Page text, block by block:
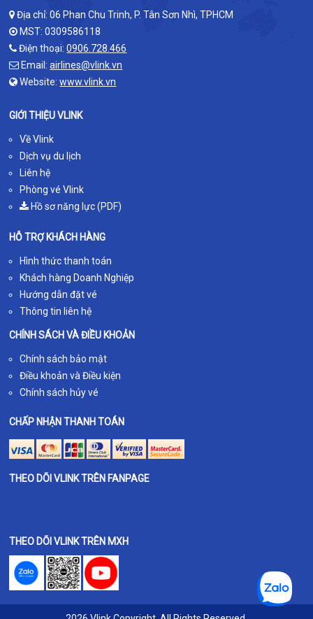
Địa chỉ: 06 Phan Chu Trinh, P. Tân Sơn Nhì, TPHCM
MST: 0309586118
Điện thoại:0906.728.466
Email:airlines@vlink.vn
Website:www.vlink.vn
GIỚI THIỆU VLINK
Về Vlink
Dịch vụ du lịch
Liên hệ
Phòng vé Vlink
Hồ sơ năng lực (PDF)
HỖ TRỢ KHÁCH HÀNG
Hình thức thanh toán
Khách hàng Doanh Nghiệp
Hướng dẫn đặt vé
Thông tin liên hệ
CHÍNH SÁCH VÀ ĐIỀU KHOẢN
Chính sách bảo mật
Điều khoản và Điều kiện
Chính sách hủy vé
CHẤP NHẬN THANH TOÁN
THEO DÕI VLINK TRÊN FANPAGE
THEO DÕI VLINK TRÊN MXH